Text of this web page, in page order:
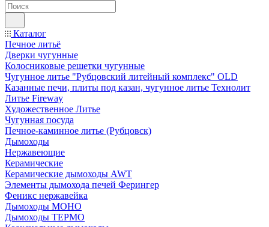
Каталог
Печное литьё
Дверки чугунные
Колосниковые решетки чугунные
Чугунное литье "Рубцовский литейный комплекс" OLD
Казанные печи, плиты под казан, чугунное литье Технолит
Литье Fireway
Художественное Литье
Чугунная посуда
Печное-каминное литье (Рубцовск)
Дымоходы
Нержавеющие
Керамические
Керамические дымоходы AWT
Элементы дымохода печей Ферингер
Феникс нержавейка
Дымоходы МОНО
Дымоходы ТЕРМО